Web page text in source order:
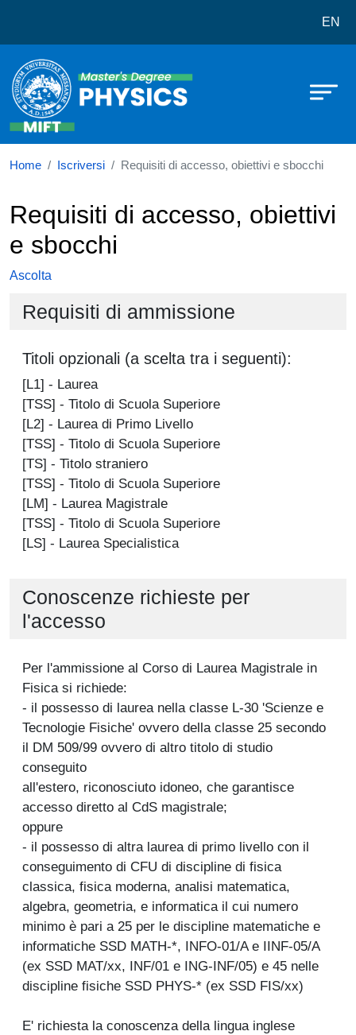
EN
Home Iscriversi Requisiti di accesso, obiettivi e sbocchi
Requisiti di accesso, obiettivi
e sbocchi
Ascolta
Requisiti di ammissione
Titoli opzionali (a scelta tra i seguenti):
[L1] - Laurea
[TSS] - Titolo di Scuola Superiore
[L2] - Laurea di Primo Livello
[TSS] - Titolo di Scuola Superiore
[TS] - Titolo straniero
[TSS] - Titolo di Scuola Superiore
[LM] - Laurea Magistrale
[TSS] - Titolo di Scuola Superiore
[LS] - Laurea Specialistica
Conoscenze richieste per
l'accesso
Per l'ammissione al Corso di Laurea Magistrale in
Fisica si richiede:
- il possesso di laurea nella classe L-30 'Scienze e
Tecnologie Fisiche' ovvero della classe 25 secondo
il DM 509/99 ovvero di altro titolo di studio
conseguito
all'estero, riconosciuto idoneo, che garantisce
accesso diretto al CdS magistrale;
oppure
- il possesso di altra laurea di primo livello con il
conseguimento di CFU di discipline di fisica
classica, fisica moderna, analisi matematica,
algebra, geometria, e informatica il cui numero
minimo è pari a 25 per le discipline matematiche e
informatiche SSD MATH-*, INFO-01/A e IINF-05/A
(ex SSD MAT/xx, INF/01 e ING-INF/05) e 45 nelle
discipline fisiche SSD PHYS-* (ex SSD FIS/xx)
E' richiesta la conoscenza della lingua inglese